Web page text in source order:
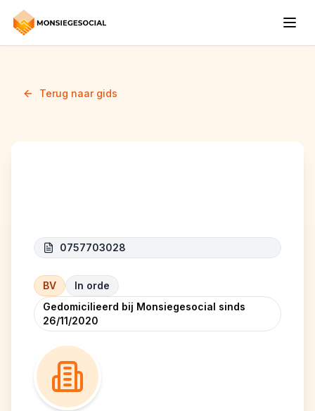
Terug naar gids
0757703028
BV
In orde
Gedomicilieerd bij Monsiegesocial sinds
26/11/2020